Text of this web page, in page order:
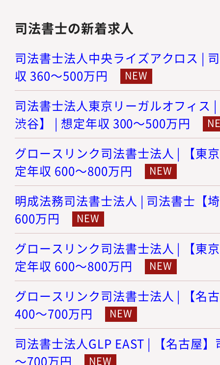
司法書士の新着求人
司法書士法人中央ライズアクロス |
収 360～500万円
司法書士法人東京リーガルオフィス
渋谷】 | 想定年収 300～500万円
グロースリンク司法書士法人 | 【東
定年収 600～800万円
明成法務司法書士法人 | 司法書士【
600万円
グロースリンク司法書士法人 | 【東
定年収 600～800万円
グロースリンク司法書士法人 | 【名
400～700万円
司法書士法人GLP EAST | 【名古屋
～700万円